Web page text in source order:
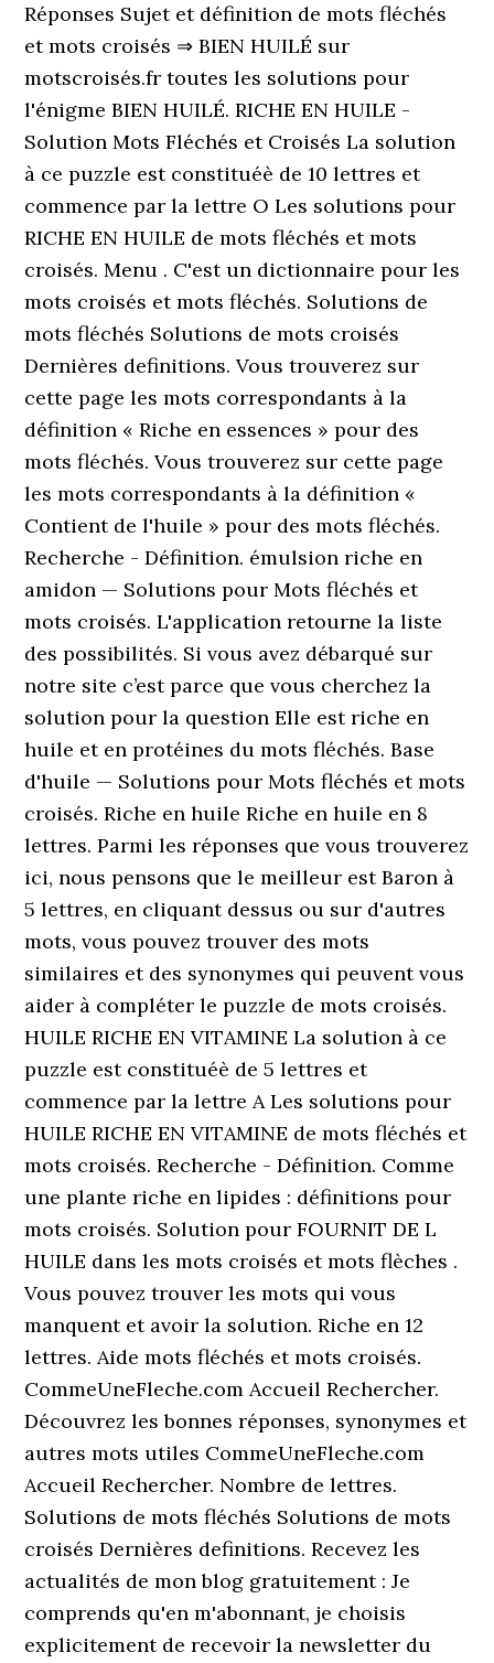
Réponses Sujet et définition de mots fléchés
et mots croisés ⇒ BIEN HUILÉ sur
motscroisés.fr toutes les solutions pour
l'énigme BIEN HUILÉ. RICHE EN HUILE -
Solution Mots Fléchés et Croisés La solution
à ce puzzle est constituéè de 10 lettres et
commence par la lettre O Les solutions pour
RICHE EN HUILE de mots fléchés et mots
croisés. Menu . C'est un dictionnaire pour les
mots croisés et mots fléchés. Solutions de
mots fléchés Solutions de mots croisés
Dernières definitions. Vous trouverez sur
cette page les mots correspondants à la
définition « Riche en essences » pour des
mots fléchés. Vous trouverez sur cette page
les mots correspondants à la définition «
Contient de l'huile » pour des mots fléchés.
Recherche - Définition. émulsion riche en
amidon — Solutions pour Mots fléchés et
mots croisés. L'application retourne la liste
des possibilités. Si vous avez débarqué sur
notre site c’est parce que vous cherchez la
solution pour la question Elle est riche en
huile et en protéines du mots fléchés. Base
d'huile — Solutions pour Mots fléchés et mots
croisés. Riche en huile Riche en huile en 8
lettres. Parmi les réponses que vous trouverez
ici, nous pensons que le meilleur est Baron à
5 lettres, en cliquant dessus ou sur d'autres
mots, vous pouvez trouver des mots
similaires et des synonymes qui peuvent vous
aider à compléter le puzzle de mots croisés.
HUILE RICHE EN VITAMINE La solution à ce
puzzle est constituéè de 5 lettres et
commence par la lettre A Les solutions pour
HUILE RICHE EN VITAMINE de mots fléchés et
mots croisés. Recherche - Définition. Comme
une plante riche en lipides : définitions pour
mots croisés. Solution pour FOURNIT DE L
HUILE dans les mots croisés et mots flèches .
Vous pouvez trouver les mots qui vous
manquent et avoir la solution. Riche en 12
lettres. Aide mots fléchés et mots croisés.
CommeUneFleche.com Accueil Rechercher.
Découvrez les bonnes réponses, synonymes et
autres mots utiles CommeUneFleche.com
Accueil Rechercher. Nombre de lettres.
Solutions de mots fléchés Solutions de mots
croisés Dernières definitions. Recevez les
actualités de mon blog gratuitement : Je
comprends qu'en m'abonnant, je choisis
explicitement de recevoir la newsletter du